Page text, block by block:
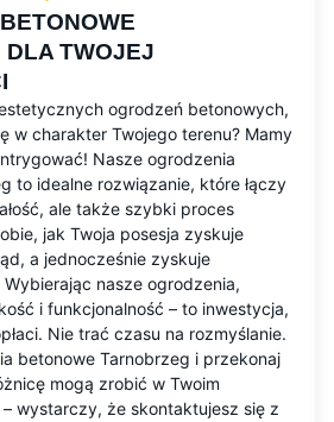
DLA TWOJEJ
ogrodzeń betonowych,
w charakter Twojego terenu? Mamy
Nasze ogrodzenia
to idealne rozwiązanie, które łączy
ale także szybki proces
jak Twoja posesja zyskuje
a jednocześnie zyskuje
nasze ogrodzenia,
i funkcjonalność – to inwestycja,
Nie trać czasu na rozmyślanie.
betonowe Tarnobrzeg i przekonaj
mogą zrobić w Twoim
wystarczy, że skontaktujesz się z